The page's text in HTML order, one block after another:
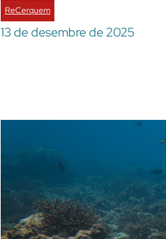
ReCerquem
13 de desembre de 2025